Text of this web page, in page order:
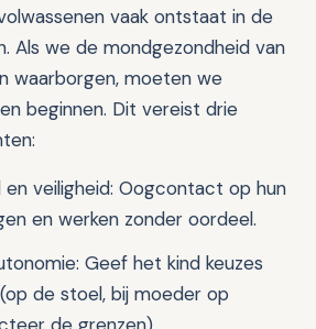
vaak ontstaat in de
Als we de mondgezondheid van
waarborgen, moeten we
beginnen. Dit vereist drie
veiligheid: Oogcontact op hun
en werken zonder oordeel.
Geef het kind keuzes
de stoel, bij moeder op